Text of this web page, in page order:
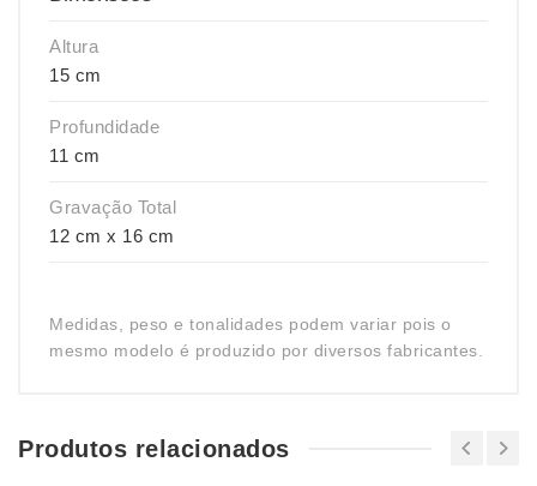
Altura
15 cm
Profundidade
11 cm
Gravação Total
12 cm x 16 cm
Medidas, peso e tonalidades podem variar pois o
mesmo modelo é produzido por diversos fabricantes.
Produtos relacionados